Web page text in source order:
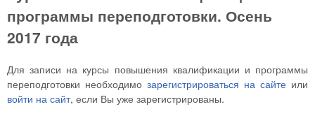
программы переподготовки. Осень
2017 года
Для записи на курсы повышения квалификации и программы
переподготовки необходимо зарегистрироваться на сайте или
войти на сайт, если Вы уже зарегистрированы.